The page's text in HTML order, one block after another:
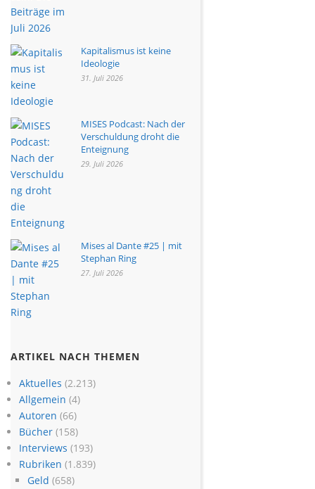
Kapitalismus ist keine
Ideologie
31. Juli 2026
MISES Podcast: Nach der
Verschuldung droht die
Enteignung
29. Juli 2026
Mises al Dante #25 | mit
Stephan Ring
27. Juli 2026
ARTIKEL NACH THEMEN
Aktuelles (2.213)
Allgemein (4)
Autoren (66)
Bücher(158)
Interviews (193)
Rubriken (1.839)
Geld (658)